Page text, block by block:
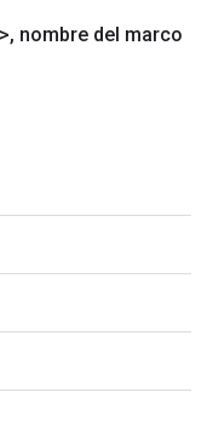
, nombre del marco